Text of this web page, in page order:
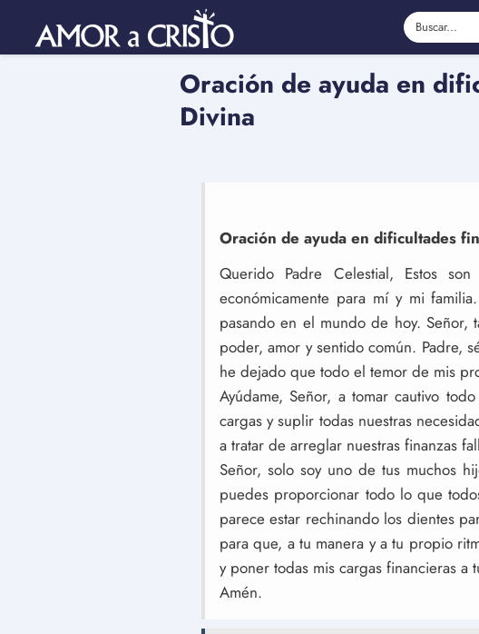
Oración de ayuda en
Divina
Oración de ayuda en dificultades
Querido Padre Celestial, Estos
económicamente para mí y mi
pasando en el mundo de hoy.
poder, amor y sentido común. Padre,
he dejado que todo el temor de mis
Ayúdame, Señor, a tomar cautivo
cargas y suplir todas nuestras
a tratar de arreglar nuestras finanzas
Señor, solo soy uno de tus muchos
puedes proporcionar todo lo que
parece estar rechinando los dientes
para que, a tu manera y a tu propio
y poner todas mis cargas financieras a
Amén.